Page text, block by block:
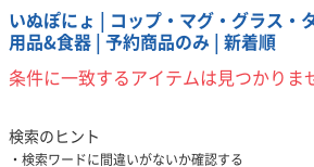
いぬぽにょ | コップ・マグ・グラス・
用品&食器 | 予約商品のみ | 新着順
条件に一致するアイテムは見つかりま
検索のヒント
検索ワードに間違いがないか確認する